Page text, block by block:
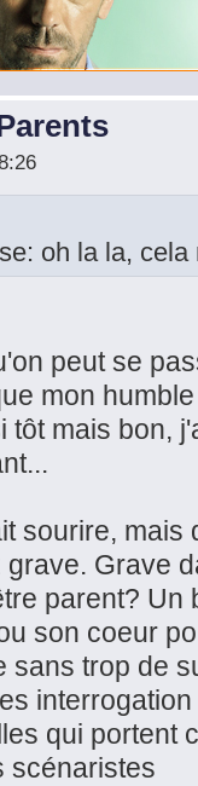
oh la la,
peut se
mon
tôt mais bon,
sourire, mais
Grave
parent? Un
son coeur
sans trop de
qui portent
scénaristes